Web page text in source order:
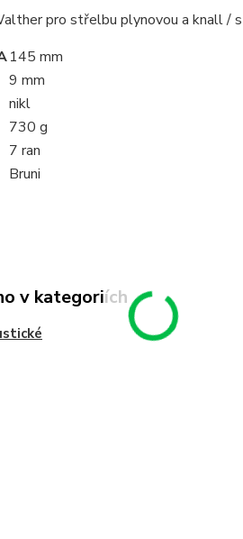
pro střelbu plynovou a knall /
145 mm
9 mm
nikl
730 g
7 ran
Bruni
v kategoriích